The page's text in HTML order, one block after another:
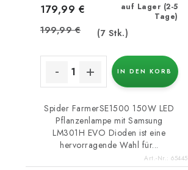
auf Lager (2-5
Tage)
(7 Stk.)
179,99 €
199,99 €
IN DEN KORB
Spider FarmerSE1500 150W LED
Pflanzenlampe mit Samsung
LM301H EVO Dioden ist eine
hervorragende Wahl für...
Art.-Nr.:65445